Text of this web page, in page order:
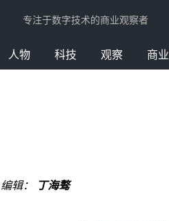
专注于数字技术的商业观察者
人物 科技 观察 商业
编辑： 丁海骜